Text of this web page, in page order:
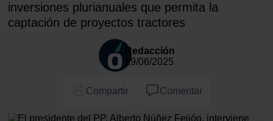
inversiones plurianuales que permita la
captación de proyectos tractores
Redacción
19/06/2025
Compartir Comentar